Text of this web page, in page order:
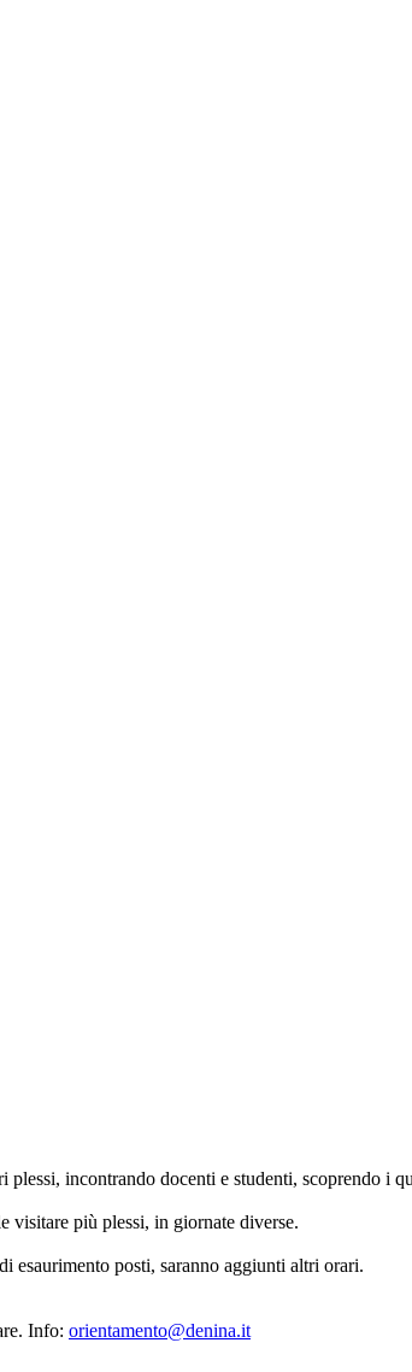
incontrando docenti e studenti, scoprendo i
visitare più plessi, in giornate diverse.
esaurimento posti, saranno aggiunti altri orari.
Info: orientamento@denina.it